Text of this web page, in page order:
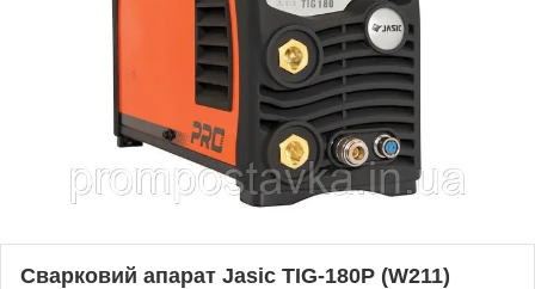
Сварковий апарат Jasic TIG-180P (W211)